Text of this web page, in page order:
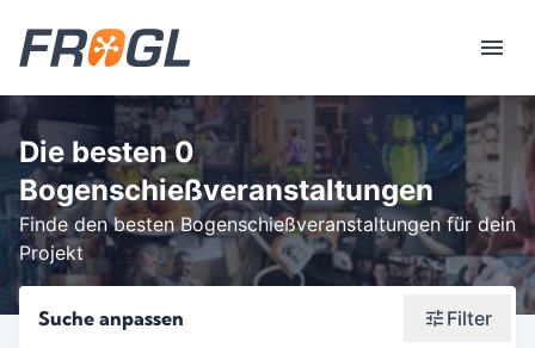
Die besten 0
Bogenschießveranstaltungen
Finde den besten Bogenschießveranstaltungen für dein
Projekt
Suche anpassen Filter
Wonach suchst du?